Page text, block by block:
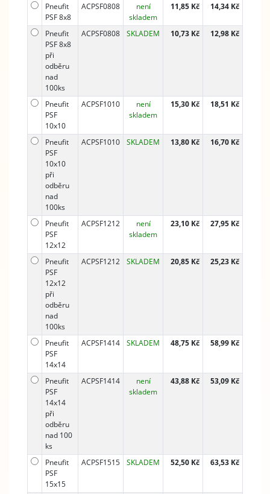
Pneufit
PSF 8x8
ACPSF0808
není
skladem
11,85 Kč 14,34 Kč
Pneufit
PSF 8x8
při
odběru
nad
100ks
ACPSF0808 SKLADEM 10,73 Kč 12,98 Kč
Pneufit
PSF
10x10
ACPSF1010
není
skladem
15,30 Kč 18,51 Kč
Pneufit
PSF
10x10
při
odběru
nad
100ks
ACPSF1010 SKLADEM 13,80 Kč 16,70 Kč
Pneufit
PSF
12x12
ACPSF1212
není
skladem
23,10 Kč 27,95 Kč
Pneufit
PSF
12x12
při
odběru
nad
100ks
ACPSF1212 SKLADEM 20,85 Kč 25,23 Kč
Pneufit
PSF
14x14
ACPSF1414 SKLADEM 48,75 Kč 58,99 Kč
Pneufit
PSF
14x14
při
odběru
nad 100
ks
ACPSF1414
není
skladem
43,88 Kč 53,09 Kč
Pneufit
PSF
15x15
ACPSF1515 SKLADEM 52,50 Kč 63,53 Kč